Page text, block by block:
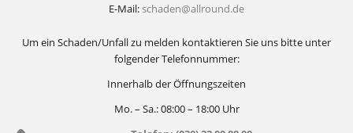
E-Mail:schaden@allround.de
Um ein Schaden/Unfall zu melden kontaktieren Sie uns bitte unter
folgender Telefonnummer:
Innerhalb der Öffnungszeiten
Mo. – Sa.: 08:00 – 18:00 Uhr